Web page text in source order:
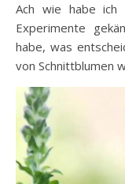
Ach wie habe ich mich durch Texte, Videos & eigene
Experimente
habe, was
von Schnittblumen